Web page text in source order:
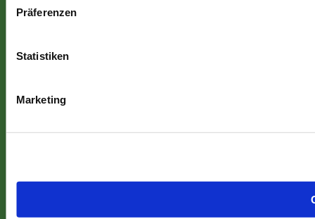
Präferenzen
Statistiken
Marketing